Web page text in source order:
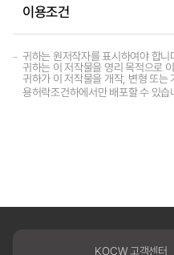
이용조건
귀하는 원저작자를 표시하여야 합니
귀하는 이 저작물을 영리 목적으로
귀하가 이 저작물을 개작, 변형 또는
용허락조건하에서만 배포할 수 있습
KOCW 고객센터